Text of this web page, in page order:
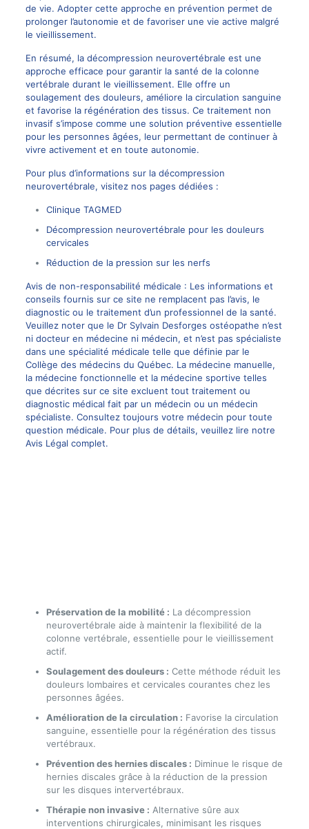
de vie. Adopter cette approche en prévention permet de
prolonger l’autonomie et de favoriser une vie active malgré
le vieillissement.
En résumé, la décompression neurovertébrale est une
approche efficace pour garantir la santé de la colonne
vertébrale durant le vieillissement. Elle offre un
soulagement des douleurs, améliore la circulation sanguine
et favorise la régénération des tissus. Ce traitement non
invasif s’impose comme une solution préventive essentielle
pour les personnes âgées, leur permettant de continuer à
vivre activement et en toute autonomie.
Pour plus d’informations sur la décompression
neurovertébrale, visitez nos pages dédiées :
Clinique TAGMED
Décompression neurovertébrale pour les douleurs
cervicales
Réduction de la pression sur les nerfs
Avis de non-responsabilité médicale : Les informations et
conseils fournis sur ce site ne remplacent pas l’avis, le
diagnostic ou le traitement d’un professionnel de la santé.
Veuillez noter que le Dr Sylvain Desforges ostéopathe n’est
ni docteur en médecine ni médecin, et n’est pas spécialiste
dans une spécialité médicale telle que définie par le
Collège des médecins du Québec. La médecine manuelle,
la médecine fonctionnelle et la médecine sportive telles
que décrites sur ce site excluent tout traitement ou
diagnostic médical fait par un médecin ou un médecin
spécialiste. Consultez toujours votre médecin pour toute
question médicale. Pour plus de détails, veuillez lire notre
Avis Légal complet.
Préservation de la mobilité : La décompression
neurovertébrale aide à maintenir la flexibilité de la
colonne vertébrale, essentielle pour le vieillissement
actif.
Soulagement des douleurs : Cette méthode réduit les
douleurs lombaires et cervicales courantes chez les
personnes âgées.
Amélioration de la circulation : Favorise la circulation
sanguine, essentielle pour la régénération des tissus
vertébraux.
Prévention des hernies discales : Diminue le risque de
hernies discales grâce à la réduction de la pression
sur les disques intervertébraux.
Thérapie non invasive : Alternative sûre aux
interventions chirurgicales, minimisant les risques